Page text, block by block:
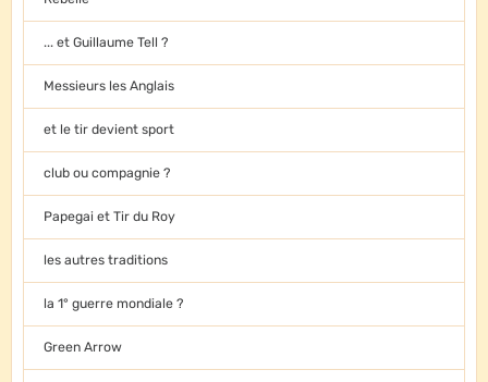
... et Guillaume Tell ?
Messieurs les Anglais
et le tir devient sport
club ou compagnie ?
Papegai et Tir du Roy
les autres traditions
la 1° guerre mondiale ?
Green Arrow